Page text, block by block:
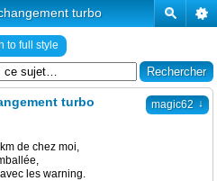
turbo
to full style
magic62 ↓
turbo
de chez moi,
les warning.